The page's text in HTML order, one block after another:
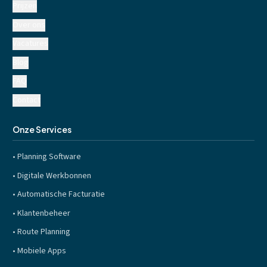
Onze Services
• Planning Software
• Digitale Werkbonnen
• Automatische Facturatie
• Klantenbeheer
• Route Planning
• Mobiele Apps